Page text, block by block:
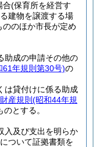
合(保育所を経営す
建物を譲渡する場
ののほか市長が定め
助成の申請その他の
61年規則第30号)の
は貸付けに係る助成
産規則 (昭和44年規
とする。
入及び支出を明らか
ついて証拠書類を